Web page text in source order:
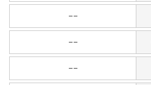
--
--
--